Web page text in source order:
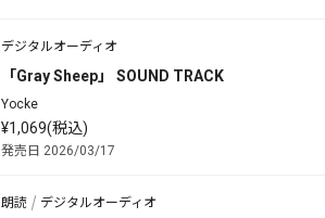
デジタルオーディオ
「Gray Sheep」 SOUND TRACK
Yocke
¥1,069(税込)
発売日 2026/03/17
朗読 デジタルオーディオ